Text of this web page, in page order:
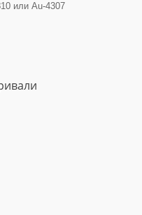
или Au-4307